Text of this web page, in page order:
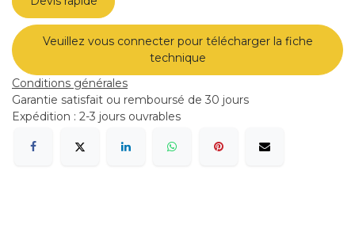
Veuillez vous connecter pour télécharger la fiche
technique
Conditions générales
Garantie satisfait ou remboursé de 30 jours
Expédition : 2-3 jours ouvrables